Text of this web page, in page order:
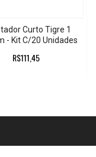
Curto Tigre 1
- Kit C/20 Unidades
R$111,45